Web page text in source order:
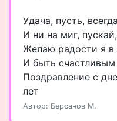
Удача, пусть,
И ни на миг,
Желаю радости я
И быть
Поздравление с
лет
Автор: Берсанов М.